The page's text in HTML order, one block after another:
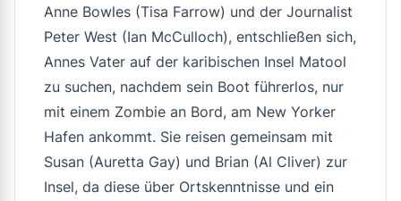
Anne Bowles (Tisa Farrow) und der Journalist
Peter West (Ian McCulloch), entschließen sich,
Annes Vater auf der karibischen Insel Matool
zu suchen, nachdem sein Boot führerlos, nur
mit einem Zombie an Bord, am New Yorker
Hafen ankommt. Sie reisen gemeinsam mit
Susan (Auretta Gay) und Brian (Al Cliver) zur
Insel, da diese über Ortskenntnisse und ein